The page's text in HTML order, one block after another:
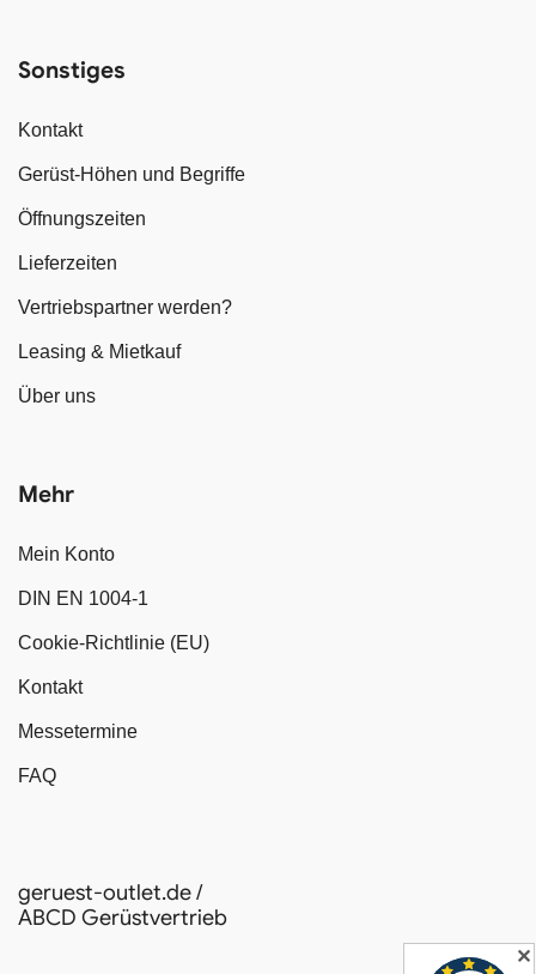
Sonstiges
Kontakt
Gerüst-Höhen und Begriffe
Öffnungszeiten
Lieferzeiten
Vertriebspartner werden?
Leasing & Mietkauf
Über uns
Mehr
Mein Konto
DIN EN 1004-1
Cookie-Richtlinie (EU)
Kontakt
Messetermine
FAQ
geruest-outlet.de /
ABCD Gerüstvertrieb
✕